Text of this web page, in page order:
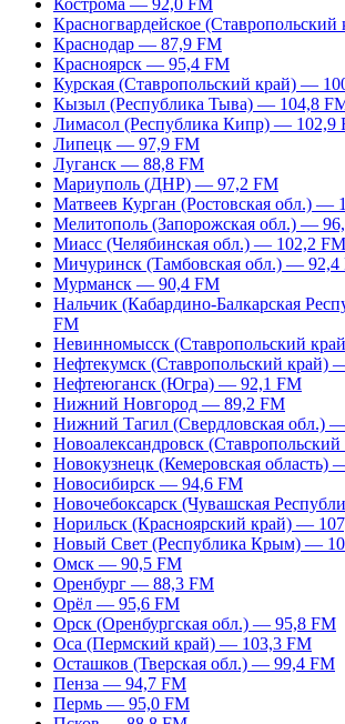
Кострома — 92,0 FM
Красногвардейское
Краснодар — 87,9 FM
Красноярск — 95,4 FM
Курская (Ставропольский край) —
Кызыл (Республика Тыва) — 104,8
Лимасол (Республика Кипр) — 102,9
Липецк — 97,9 FM
Луганск — 88,8 FM
Мариуполь (ДНР) — 97,2 FM
Матвеев Курган (Ростовская обл.) —
Мелитополь (Запорожская обл.) —
Миасс (Челябинская обл.) — 102,2 FM
Мичуринск (Тамбовская обл.) — 92,4
Мурманск — 90,4 FM
Нальчик (Кабардино-Балкарская
FM
Невинномысск (Ставропольский
Нефтекумск (Ставропольский край)
Нефтеюганск (Югра) — 92,1 FM
Нижний Новгород — 89,2 FM
Нижний Тагил (Свердловская обл.)
Новоалександровск
Новокузнецк (Кемеровская область)
Новосибирск — 94,6 FM
Новочебоксарск (Чувашская
Норильск (Красноярский край) —
Новый Свет (Республика Крым) —
Омск — 90,5 FM
Оренбург — 88,3 FM
Орёл — 95,6 FM
Орск (Оренбургская обл.) — 95,8 FM
Оса (Пермский край) — 103,3 FM
Осташков (Тверская обл.) — 99,4 FM
Пенза — 94,7 FM
Пермь — 95,0 FM